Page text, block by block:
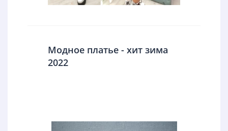
Модное платье - хит зима
2022